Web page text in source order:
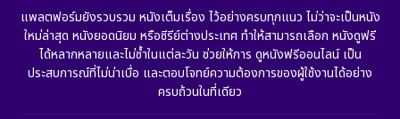
HBO GO (11)
HBO Max (2)
แพลตฟอร์มยังรวบรวม หนังเต็มเรื่อง ไว้อย่างครบทุกแนว ไม่ว่าจะเป็นหนัง
ใหม่ล่าสุด หนังยอดนิยม หรือซีรีย์ต่างประเทศ ทำให้สามารถเลือก หนังดูฟรี
ได้หลากหลายและไม่ซ้ำในแต่ละวัน ช่วยให้การ ดูหนังฟรีออนไลน์ เป็น
ประสบการณ์ที่ไม่น่าเบื่อ และตอบโจทย์ความต้องการของผู้ใช้งานได้อย่าง
ครบถ้วนในที่เดียว